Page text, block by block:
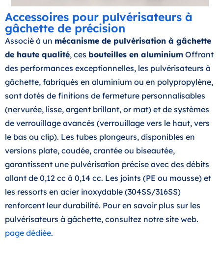
Accessoires pour pulvérisateurs à
gâchette de précision
Associé à un mécanisme de pulvérisation à gâchette
de haute qualité, ces bouteilles en aluminium Offrant
des performances exceptionnelles, les pulvérisateurs à
gâchette, fabriqués en aluminium ou en polypropylène,
sont dotés de finitions de fermeture personnalisables
(nervurée, lisse, argent brillant, or mat) et de systèmes
de verrouillage avancés (verrouillage vers le haut, vers
le bas ou clip). Les tubes plongeurs, disponibles en
versions plate, coudée, crantée ou biseautée,
garantissent une pulvérisation précise avec des débits
allant de 0,12 cc à 0,14 cc. Les joints (PE ou mousse) et
les ressorts en acier inoxydable (304SS/316SS)
renforcent leur durabilité. Pour en savoir plus sur les
pulvérisateurs à gâchette, consultez notre site web.
page dédiée.